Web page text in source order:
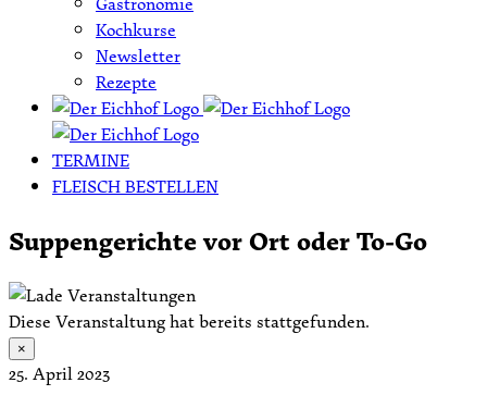
Kochkurse
Newsletter
Rezepte
TERMINE
FLEISCH BESTELLEN
Suppengerichte vor Ort oder To-Go
Diese Veranstaltung hat bereits stattgefunden.
×
25. April 2023